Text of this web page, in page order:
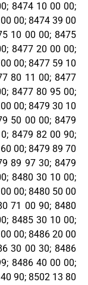
8474 10 00 00;
00; 8474 39 00
10 00 00; 8475
8477 20 00 00;
00; 8477 59 10
80 11 00; 8477
8477 80 95 00;
00; 8479 30 10
50 00 00; 8479
8479 82 00 90;
00; 8479 89 70
89 97 30; 8479
8480 30 10 00;
00; 8480 50 00
71 00 90; 8480
8485 30 10 00;
00; 8486 20 00
30 00 30; 8486
8486 40 00 00;
90; 8502 13 80